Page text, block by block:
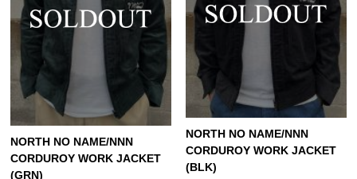
NORTH NO NAME/NNN
CORDUROY WORK JACKET
(GRN)
NORTH NO NAME/NNN
CORDUROY WORK JACKET
(BLK)